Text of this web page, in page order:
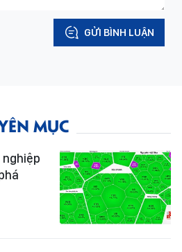
GỬI BÌNH LUẬN
MỤC
nghiệp